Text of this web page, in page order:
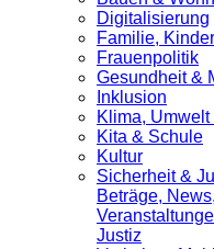
Digitalisierung
Familie,
Frauenpolitik
Gesundheit &
Inklusion
Klima, Umwelt
Kita & Schule
Kultur
Sicherheit &
Beträge,
Justiz